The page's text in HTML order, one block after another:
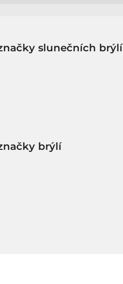
slunečních brýlí
brýlí